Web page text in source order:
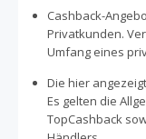
Cashback-
Privatkunden.
Umfang eines
Die hier
Es gelten die
TopCashback